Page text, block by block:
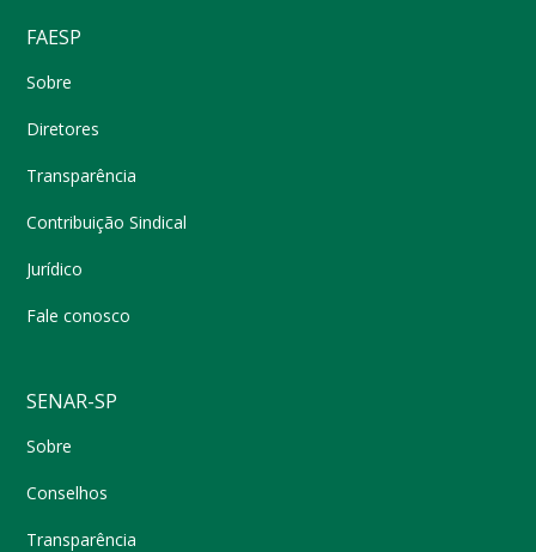
FAESP
Sobre
Diretores
Transparência
Contribuição Sindical
Jurídico
Fale conosco
SENAR-SP
Sobre
Conselhos
Transparência